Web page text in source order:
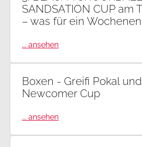
SANDSATION CUP am
– was für ein
... ansehen
Boxen - Greifi Pokal und
Newcomer Cup
... ansehen